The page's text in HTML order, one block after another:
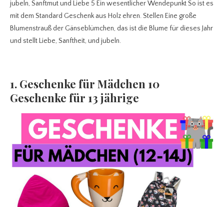
jubeln, Sanftmut und Liebe 5 Ein wesentlicher Wendepunkt So ist es
mit dem Standard Geschenk aus Holz ehren. Stellen Eine große
Blumenstrauß der Gänseblümchen, das ist die Blume für dieses Jahr
und stellt Liebe, Sanftheit, und jubeln.
1. Geschenke für Mädchen 10
Geschenke für 13 jährige